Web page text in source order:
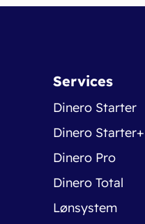
Services
Dinero Starter
Dinero Starter+
Dinero Pro
Dinero Total
Lønsystem